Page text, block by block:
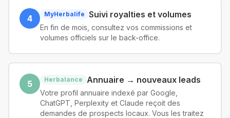
4 MyHerbalife Suivi royalties et volumes
En fin de mois, consultez vos commissions et
volumes officiels sur le back-office.
5 Herbalance Annuaire → nouveaux leads
Votre profil annuaire indexé par Google,
ChatGPT, Perplexity et Claude reçoit des
demandes de prospects locaux. Vous les traitez